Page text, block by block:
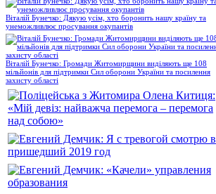
Віталій Бунечко: Дякую усім, хто боронить нашу країну та
унеможливлює просування окупантів
Віталій Бунечко: Громади Житомирщини виділяють ще 108
мільйонів для підтримки Сил оборони України та посилення
захисту області